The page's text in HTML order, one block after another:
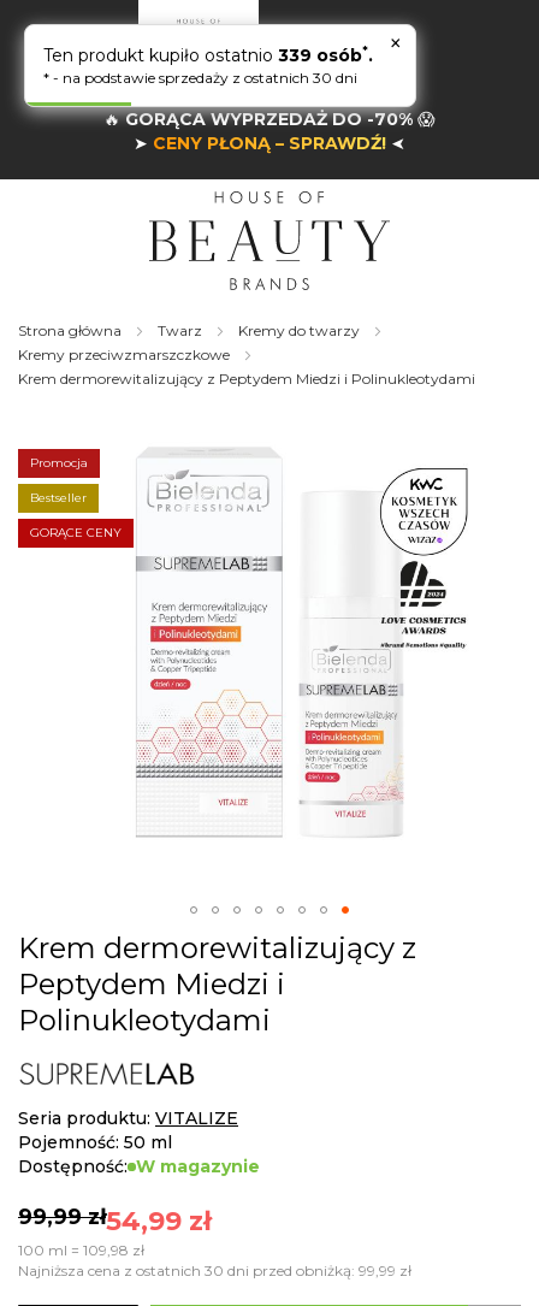
🔥GORĄCA WYPRZEDAŻ DO -70%😱
➤ CENY PŁONĄ – SPRAWDŹ! ➤
Strona główna Twarz
Kremy do twarzy
Kremy przeciwzmarszczkowe
Krem dermorewitalizujący z Peptydem Miedzi i Polinukleotydami
the
end
of
the
images
Promocja
Bestseller
GORĄCE CENY
Skip
to
the
beginning
of
the
images
gallery
Krem dermorewitalizujący z
Peptydem Miedzi i
Polinukleotydami
Seria produktu: VITALIZE
Pojemność: 50 ml
Dostępność: W magazynie
54,99 zł
99,99 zł
100 ml = 109,98 zł
Najniższa cena z ostatnich 30 dni przed obniżką: 99,99 zł
×
Ten produkt kupiło ostatnio 339 osób*.
* - na podstawie sprzedaży z ostatnich 30 dni